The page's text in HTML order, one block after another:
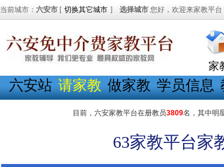
当前城市： 六安市 [ 切换其它城市 ] 选择城市 您好，欢迎来家教平台
家
六安站 请家教 做家教 学员信息
目前，六安家教平台在册教员3809名，其中明
63家教平台家